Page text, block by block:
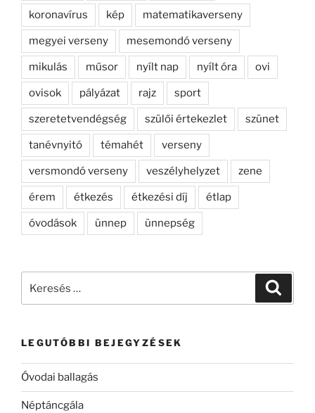
koronavírus kép matematikaverseny
megyei verseny mesemondó verseny
mikulás műsor nyílt nap nyílt óra ovi
ovisok pályázat rajz sport
szeretetvendégség szülői értekezlet szünet
tanévnyitó témahét verseny
versmondó verseny veszélyhelyzet zene
érem étkezés étkezési díj étlap
óvodások ünnep ünnepség
LEGUTÓBBI BEJEGYZÉSEK
Óvodai ballagás
Néptáncgála